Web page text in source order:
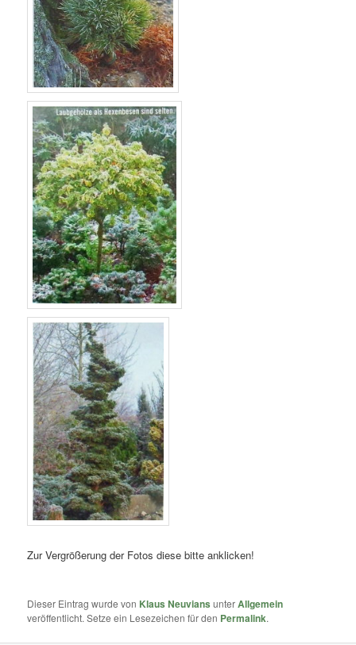
Zur Vergrößerung der Fotos diese bitte anklicken!
Dieser Eintrag wurde von Klaus Neuvians unterAllgemein
veröffentlicht. Setze ein Lesezeichen für den Permalink.